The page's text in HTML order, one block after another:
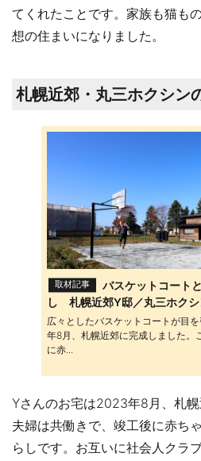
てくれたことです。家族も猫も
想の住まいになりました。
札幌近郊・丸三ホクシン
取材記事
バスケットコート
し 札幌近郊Y邸／丸三ホクシ
広々としたバスケットコートが目
年8月、札幌近郊に完成しました。
に赤...
Yさんのお宅は2023年8月、札
夫婦は共働きで、竣工後に赤ち
らしです。お互いに社会人クラ